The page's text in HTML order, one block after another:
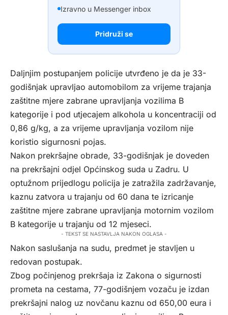
Izravno u Messenger inbox
Pridruži se
Daljnjim postupanjem policije utvrđeno je da je 33-
godišnjak upravljao automobilom za vrijeme trajanja
zaštitne mjere zabrane upravljanja vozilima B
kategorije i pod utjecajem alkohola u koncentraciji od
0,86 g/kg, a za vrijeme upravljanja vozilom nije
koristio sigurnosni pojas.
Nakon prekršajne obrade, 33-godišnjak je doveden
na prekršajni odjel Općinskog suda u Zadru. U
optužnom prijedlogu policija je zatražila zadržavanje,
kaznu zatvora u trajanju od 60 dana te izricanje
zaštitne mjere zabrane upravljanja motornim vozilom
B kategorije u trajanju od 12 mjeseci.
- TEKST SE NASTAVLJA NAKON OGLASA -
Nakon saslušanja na sudu, predmet je stavljen u
redovan postupak.
Zbog počinjenog prekršaja iz Zakona o sigurnosti
prometa na cestama, 77-godišnjem vozaču je izdan
prekršajni nalog uz novčanu kaznu od 650,00 eura i